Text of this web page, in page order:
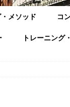
メソッド コ
トレーニング